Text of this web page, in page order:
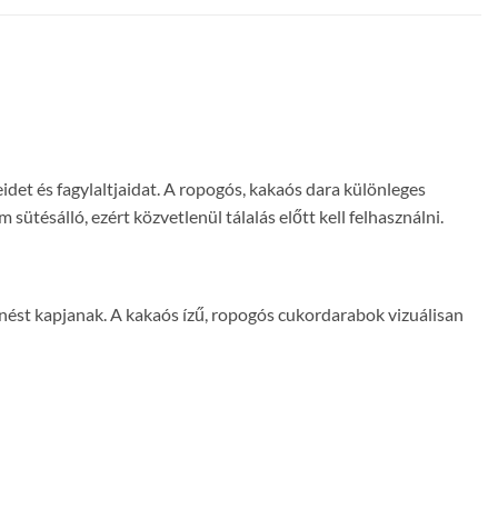
és fagylaltjaidat. A ropogós, kakaós dara különleges
sütésálló, ezért közvetlenül tálalás előtt kell felhasználni.
kapjanak. A kakaós ízű, ropogós cukordarabok vizuálisan